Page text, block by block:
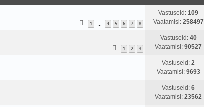
1 4 5 6 7 8
Vastuseid: 109
Vaatamisi: 258497
1 2 3
Vastuseid: 40
Vaatamisi: 90527
Vastuseid: 2
Vaatamisi: 9693
Vastuseid: 6
Vaatamisi: 23562